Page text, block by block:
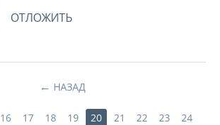
ОТЛОЖИТЬ
НАЗАД
16 17 18 19 20 21 22 23
24